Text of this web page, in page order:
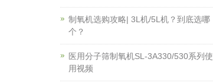
制氧机选购攻略| 3L机/5L机？到底选哪
个？
医用分子筛制氧机SL-3A330/530系列使
用视频